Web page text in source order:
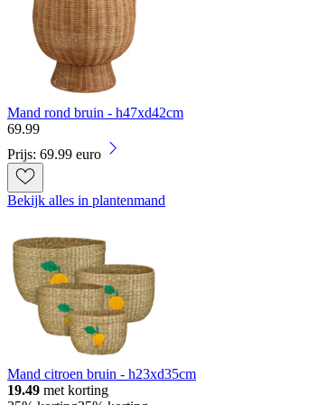
Mand rond bruin - h47xd42cm
69.99
Prijs: 69.99 euro
Bekijk alles in plantenmand
Mand citroen bruin - h23xd35cm
19.49 met korting